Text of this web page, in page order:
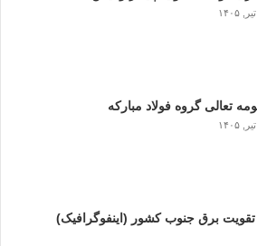
تعالی گروه فولاد مبارکه
برق جنوب کشور (اینفوگرافیک)